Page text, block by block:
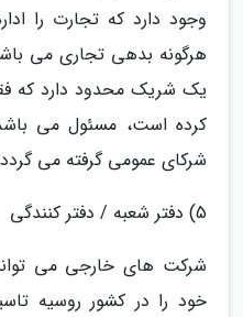
وجود دارد که تجارت را
هرگونه بدهی تجاری می
یک شریک محدود دارد که
کرده است، مسئول می
شرکای عمومی گرفته می
5) دفتر شعبه / دفتر کنندگی
شرکت های خارجی می
خود را در کشور روسیه